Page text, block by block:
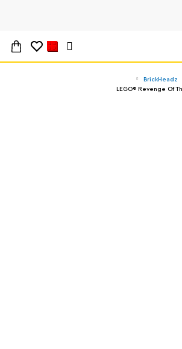
LEGO® Revenge